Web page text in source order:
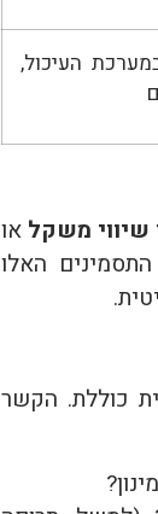
העיכול,
שיווי משקל או
האלו
כוללת. הקשר